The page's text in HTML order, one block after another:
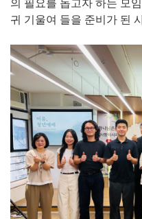
의 필요를 돕고자 하는 모
귀 기울여 들을 준비가 된